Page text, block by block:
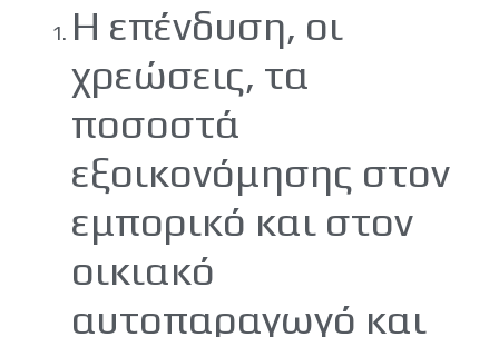
Η επένδυση, οι
χρεώσεις, τα
ποσοστά
εξοικονόμησης στον
εμπορικό και στον
οικιακό
αυτοπαραγωγό και